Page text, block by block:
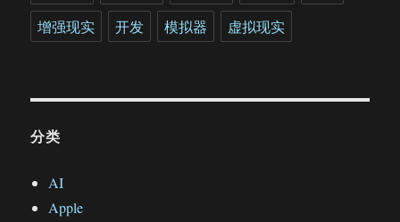
增强现实
开发 模拟器 虚拟现实
分类
AI
Apple